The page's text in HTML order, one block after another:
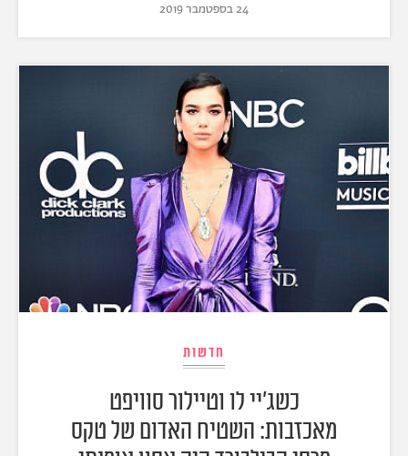
24 בספטמבר 2019
חדשות
כשג'יי לו וטיילור סוויפט
מאכזבות: השטיח האדום של טקס